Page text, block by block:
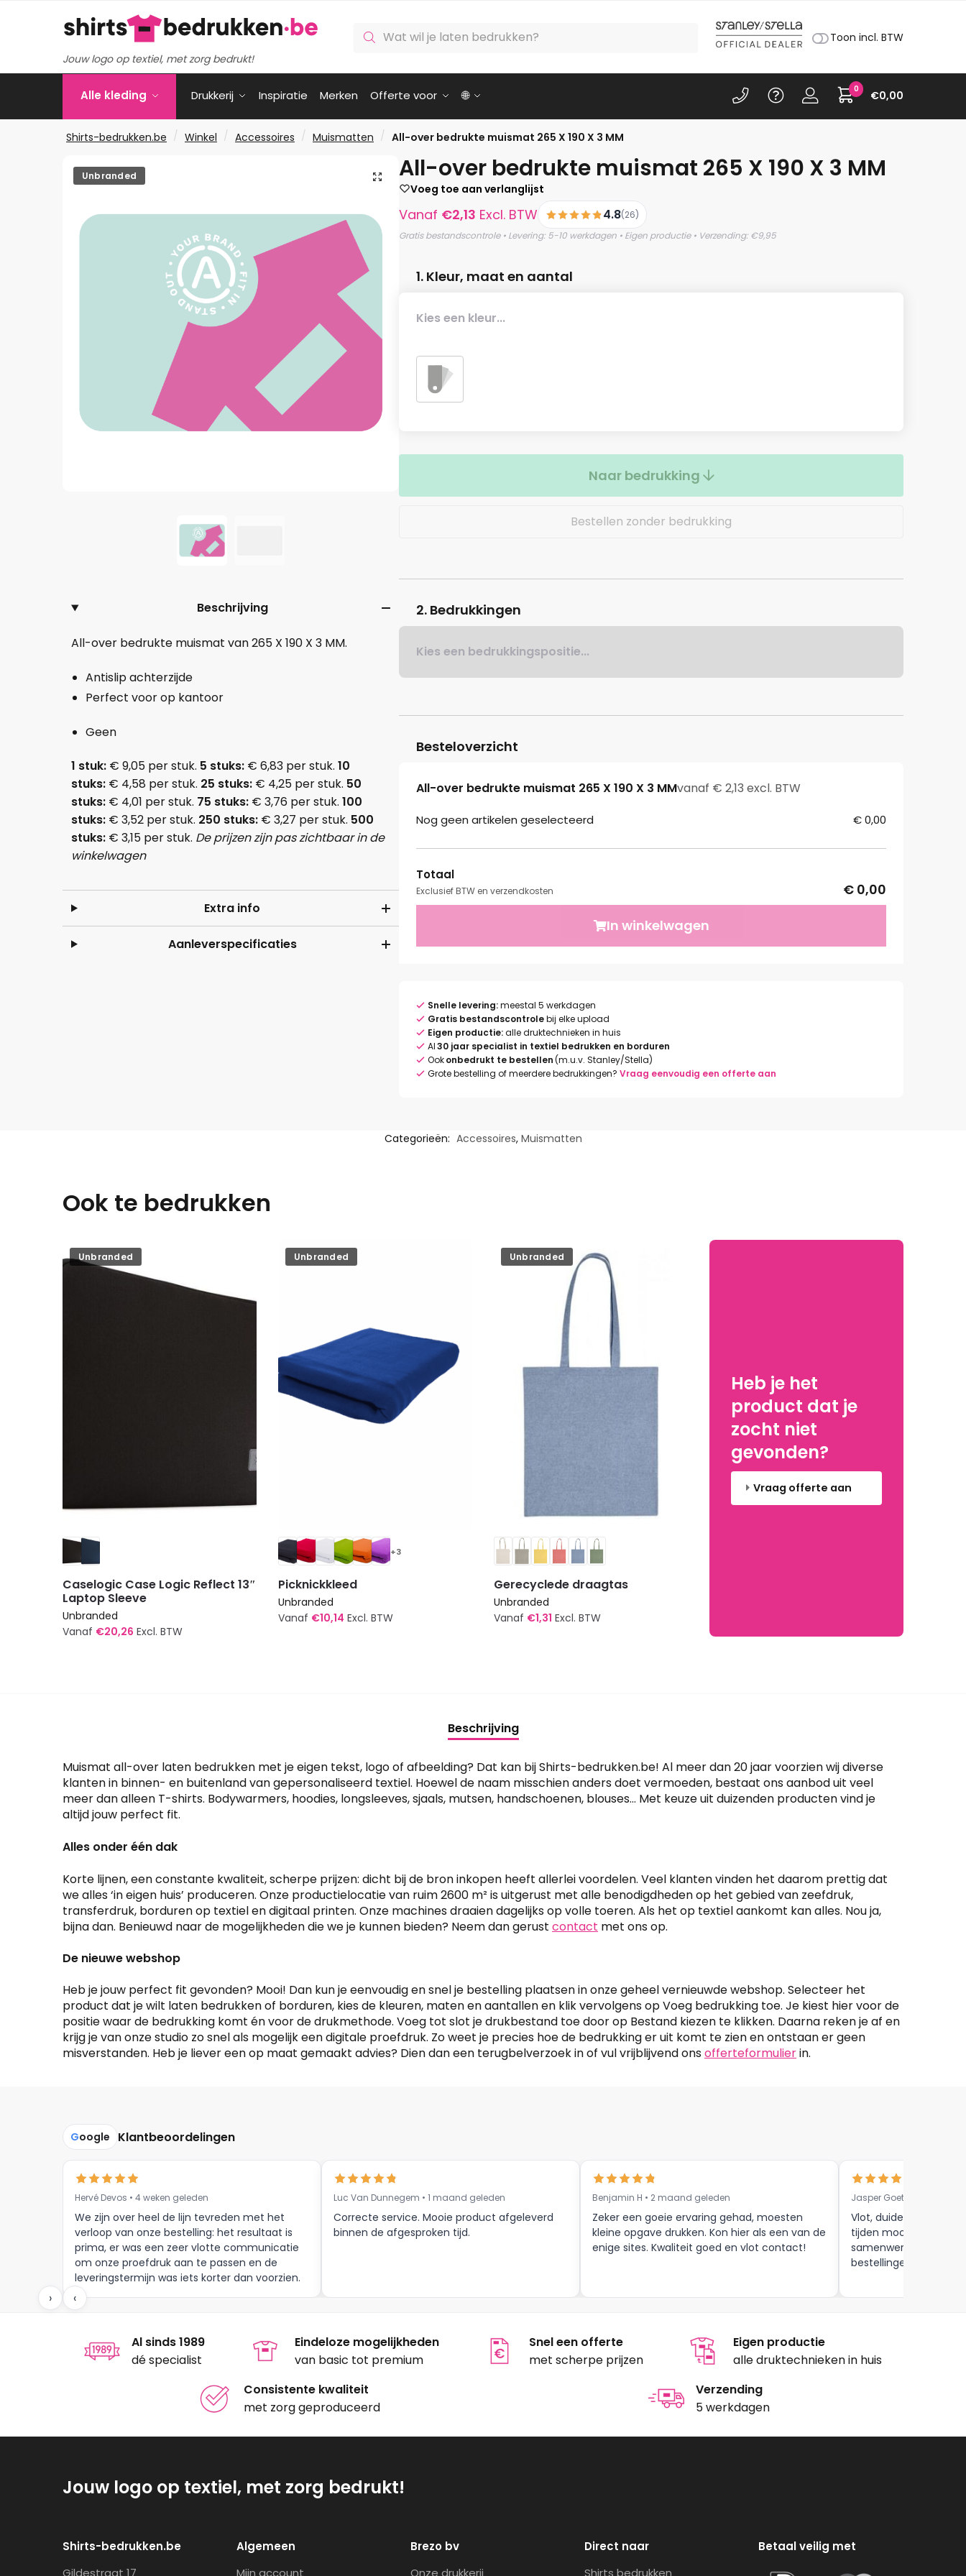
Jouw logo op textiel, met zorg bedrukt!
zoeken Toon incl. BTW
Alle kleding Drukkerij Inspiratie Merken Offerte voor 🌐 €0,00
0
Shirts-bedrukken.be / Winkel / Accessoires / Muismatten / All-over bedrukte muismat 265 X 190 X 3 MM
🔍
Unbranded
Beschrijving
All-over bedrukte muismat van 265 X 190 X 3 MM.
Antislip achterzijde
Perfect voor op kantoor
Geen
1 stuk: € 9,05 per stuk. 5 stuks: € 6,83 per stuk.10
stuks: € 4,58 per stuk. 25 stuks: € 4,25 per stuk. 50
stuks: € 4,01 per stuk. 75 stuks: € 3,76 per stuk.100
stuks: € 3,52 per stuk. 250 stuks: € 3,27 per stuk. 500
stuks: € 3,15 per stuk. De prijzen zijn pas zichtbaar in de
winkelwagen
Extra info
Aanleverspecificaties
All-over bedrukte muismat 265 X 190 X 3 MM
Voeg toe aan verlanglijst
Vanaf €2,13 Excl. BTW 4.8(26)
Gratis bestandscontrole • Levering: 5-10 werkdagen • Eigen productie • Verzending: €9,95
1. Kleur, maat en aantal
Kies een kleur...
Naar bedrukking
Bestellen zonder bedrukking
2. Bedrukkingen
Kies een bedrukkingspositie...
Besteloverzicht
All-over bedrukte muismat 265 X 190 X 3 MMvanaf € 2,13 excl. BTW
Nog geen artikelen geselecteerd € 0,00
Totaal
Exclusief BTW en verzendkosten
€ 0,00
In winkelwagen
Snelle levering:meestal 5 werkdagen
Gratis bestandscontrolebij elke upload
Eigen productie:alle druktechnieken in huis
Al30 jaar specialist in textiel bedrukken en borduren
Ookonbedrukt te bestellen(m.u.v. Stanley/Stella)
Grote bestelling of meerdere bedrukkingen? Vraag eenvoudig een offerte aan
Categorieën: Accessoires, Muismatten
Ook te bedrukken
Unbranded
Caselogic Case Logic Reflect 13″
Laptop Sleeve
Unbranded
Vanaf €20,26 Excl. BTW
optie
kan
gekozen
worden
de
productpagina
Unbranded
+3
Picknickkleed
Unbranded
Vanaf €10,14 Excl. BTW
kan
gekozen
worden
Unbranded
Gerecyclede draagtas
Unbranded
Vanaf €1,31 Excl. BTW
Deze
kan
gekozen
worden
Heb je het
product dat je
zocht niet
gevonden?
Vraag offerte aan
Beschrijving
Muismat all-over laten bedrukken met je eigen tekst, logo of afbeelding? Dat kan bij Shirts-bedrukken.be! Al meer dan 20 jaar voorzien wij diverse
klanten in binnen- en buitenland van gepersonaliseerd textiel. Hoewel de naam misschien anders doet vermoeden, bestaat ons aanbod uit veel
meer dan alleen T-shirts. Bodywarmers, hoodies, longsleeves, sjaals, mutsen, handschoenen, blouses… Met keuze uit duizenden producten vind je
altijd jouw perfect fit.
Alles onder één dak
Korte lijnen, een constante kwaliteit, scherpe prijzen: dicht bij de bron inkopen heeft allerlei voordelen. Veel klanten vinden het daarom prettig dat
we alles ‘in eigen huis’ produceren. Onze productielocatie van ruim 2600 m² is uitgerust met alle benodigdheden op het gebied van zeefdruk,
transferdruk, borduren op textiel en digitaal printen. Onze machines draaien dagelijks op volle toeren. Als het op textiel aankomt kan alles. Nou ja,
bijna dan. Benieuwd naar de mogelijkheden die we je kunnen bieden? Neem dan gerustcontact met ons op.
De nieuwe webshop
Heb je jouw perfect fit gevonden? Mooi! Dan kun je eenvoudig en snel je bestelling plaatsen in onze geheel vernieuwde webshop. Selecteer het
product dat je wilt laten bedrukken of borduren, kies de kleuren, maten en aantallen en klik vervolgens op Voeg bedrukking toe. Je kiest hier voor de
positie waar de bedrukking komt én voor de drukmethode. Voeg tot slot je drukbestand toe door op Bestand kiezen te klikken. Daarna reken je af en
krijg je van onze studio zo snel als mogelijk een digitale proefdruk. Zo weet je precies hoe de bedrukking er uit komt te zien en ontstaan er geen
misverstanden. Heb je liever een op maat gemaakt advies? Dien dan een terugbelverzoek in of vul vrijblijvend onsofferteformulierin.
Google Klantbeoordelingen
Hervé Devos • 4 weken geleden
We zijn over heel de lijn tevreden met het
verloop van onze bestelling: het resultaat is
prima, er was een zeer vlotte communicatie
om onze proefdruk aan te passen en de
leveringstermijn was iets korter dan voorzien.
Meer moet dat niet zijn.
Luc Van Dunnegem • 1 maand geleden
Correcte service. Mooie product afgeleverd
binnen de afgesproken tijd.
Benjamin H • 2 maand geleden
Zeker een goeie ervaring gehad, moesten
kleine opgave drukken. Kon hier als een van de
enige sites. Kwaliteit goed en vlot contact!
Jasper Goethals • 9
Vlot, duidelijke
tijden mooie
samenwerking tot
bestellingen , zijn
‹
›
Al sinds 1989
dé specialist
Eindeloze mogelijkheden
van basic tot premium
Snel een offerte
met scherpe prijzen
Eigen productie
alle druktechnieken in huis
Consistente kwaliteit
met zorg geproduceerd
Verzending
5 werkdagen
Jouw logo op textiel, met zorg bedrukt!
Shirts-bedrukken.be
Gildestraat 17
Algemeen
Mijn account
Brezo bv
Onze drukkerij
Direct naar
Shirts bedrukken
Betaal veilig met